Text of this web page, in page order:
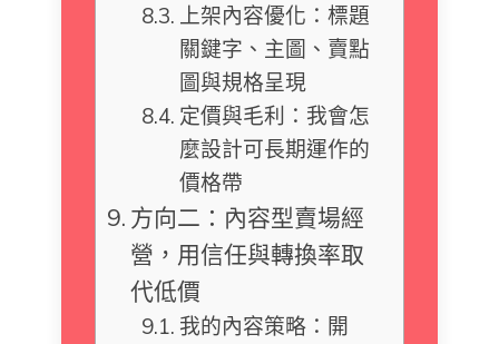
上架內容優化：標題
關鍵字、主圖、賣點
圖與規格呈現
定價與毛利：我會怎
麼設計可長期運作的
價格帶
方向二：內容型賣場經
營，用信任與轉換率取
代低價
我的內容策略：開